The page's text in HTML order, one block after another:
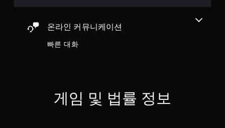
색
수
.
온라인 커뮤니케이션
빠른 대화
게임 및 법률 정보